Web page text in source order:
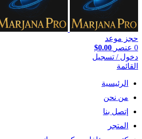
حجز موعد
0 عنصر $0.00
دخول / تسجيل
القائمة
الرئيسية
من نحن
إتصل بنا
المتجر